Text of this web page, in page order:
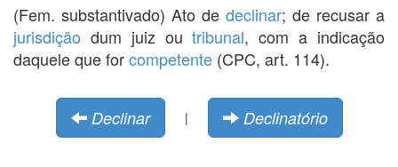
(Fem. substantivado) Ato de declinar; de recusar a
jurisdição dum juiz outribunal, com a indicação
daquele que forcompetente (CPC, art. 114).
Declinar | Declinatório